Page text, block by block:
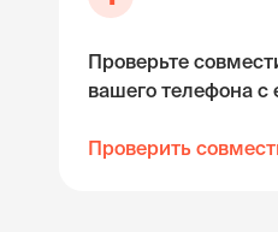
Проверьте
вашего телефона с
Проверить